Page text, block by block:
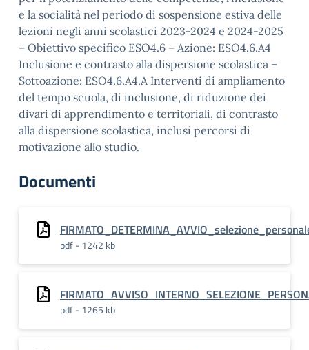
e la socialità nel periodo di sospensione estiva delle
lezioni negli anni scolastici 2023-2024 e 2024-2025
– Obiettivo specifico ESO4.6 – Azione: ESO4.6.A4
Inclusione e contrasto alla dispersione scolastica –
Sottoazione: ESO4.6.A4.A Interventi di ampliamento
del tempo scuola, di inclusione, di riduzione dei
divari di apprendimento e territoriali, di contrasto
alla dispersione scolastica, inclusi percorsi di
motivazione allo studio.
Documenti
pdf - 1242 kb
pdf - 1265 kb